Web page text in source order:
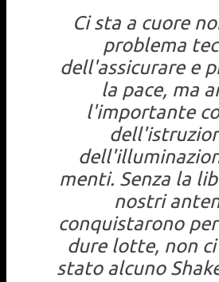
Ci sta a cuore
problema
dell'assicurare e
la pace, ma
l'importante
menti. Senza la
nostri
conquistarono
dure lotte, non ci
stato alcuno